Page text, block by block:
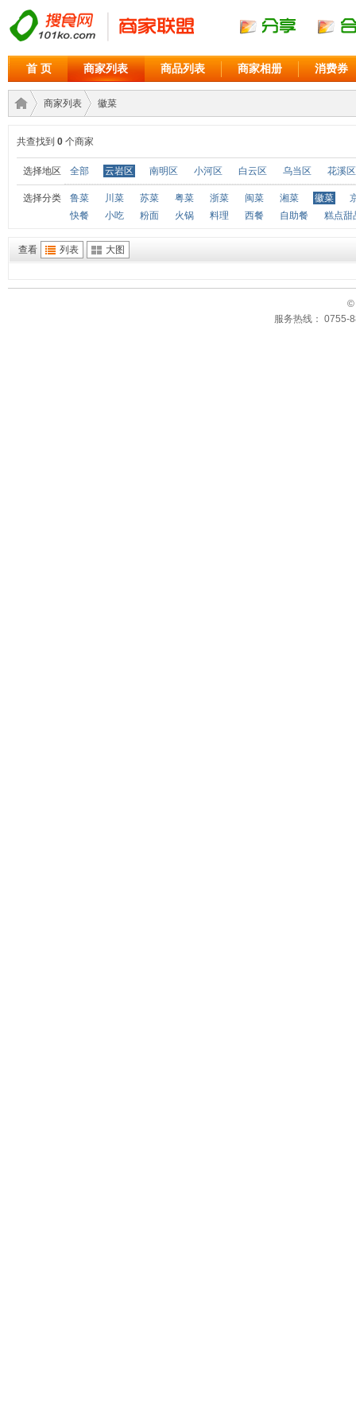
首 页 商家列表 商品列表 商家相册 消费券
商家›
商家列表
›
徽菜
共查找到 0 个商家
选择地区 全部 云岩区 南明区 小河区 白云区 乌当区 花溪区
选择分类 鲁菜 川菜 苏菜 粤菜 浙菜 闽菜 湘菜 徽菜
快餐
小吃 粉面 火锅 料理 西餐 自助餐 糕点甜
查看 列表 大图
©
服务热线： 0755-